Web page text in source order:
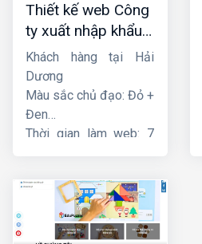
Thiết kế web Công
ty xuất nhập khẩu
Thiên Thuận Phát
Khách hàng tại Hải
Dương
Màu sắc chủ đạo: Đỏ +
Đen
Thời gian làm web: 7